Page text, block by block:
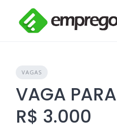
content
VAGAS
VAGA
R$ 3.000